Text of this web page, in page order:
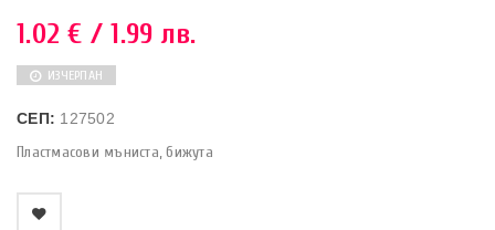
1.02€ / 1.99 лв.
ИЗЧЕРПАН
СЕП: 127502
Пластмасови мъниста, бижута